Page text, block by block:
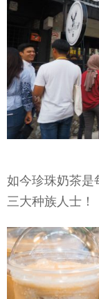
如今珍珠奶茶是
三大种族人士！